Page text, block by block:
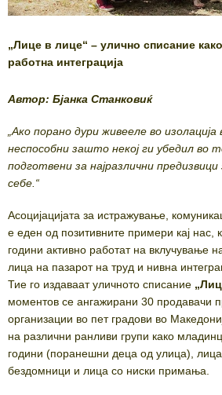
„Лице в лице“ – улично списание
работна интеграција
Автор: Бјанка Станковиќ
„Ако порано дури живееле во изолација
неспособни зашто некој ги убедил во
подготвени за најразлични
себе.“
Асоцијацијата за истражување,
е еден од позитивните примери кај нас,
години активно работат на вклучување
лица на пазарот на труд и нивна
Тие го издаваат уличното списание
моментов се ангажирани 30 продавачи
организации во пет градови во
на различни ранливи групи како
години (поранешни деца од улица), лица
бездомници и лица со ниски примања.